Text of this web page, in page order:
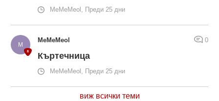
MeMeMeol, Преди 25 дни
MeMeMeol 0
Къртечница
MeMeMeol, Преди 25 дни
виж всички теми